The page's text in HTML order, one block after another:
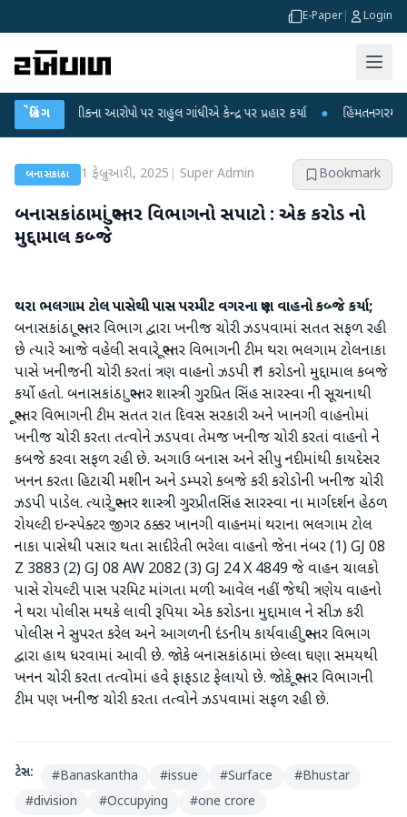
E-Paper Login
બ્રેકિંગ
લીકના આરોપો પર રાહુલ ગાંધીએ કેન્દ્ર પર પ્રહાર કર્યા ● હિંમતનગરમાં રહસ્યમય
બનાસકાંઠા 1 ફેબ્રુઆરી, 2025 Super Admin Bookmark
બનાસકાંઠામાં ભુસ્તર વિભાગનો સપાટો : એક કરોડ નો
મુદ્દામાલ કબ્જે
થરા ભલગામ ટોલ પાસેથી પાસ પરમીટ વગરના ત્રણ વાહનો કબ્જે કર્યા;
બનાસકાંઠા ભૂસ્તર વિભાગ દ્વારા ખનીજ ચોરી ઝડપવામાં સતત સફળ રહી
છે ત્યારે આજે વહેલી સવારે ભૂસ્તર વિભાગની ટીમ થરા ભલગામ ટોલનાકા
પાસે ખનીજની ચોરી કરતાં ત્રણ વાહનો ઝડપી ₹ 1 કરોડનો મુદ્દામાલ કબજે
કર્યો હતો. બનાસકાંઠા ભુસ્તર શાસ્ત્રી ગુરપ્રિત સિંહ સારસ્વા ની સૂચનાથી
ભૂસ્તર વિભાગની ટીમ સતત રાત દિવસ સરકારી અને ખાનગી વાહનોમાં
ખનીજ ચોરી કરતા તત્વોને ઝડપવા તેમજ ખનીજ ચોરી કરતાં વાહનો ને
કબજે કરવા સફળ રહી છે. અગાઉ બનાસ અને સીપુ નદીમાંથી કાયદેસર
ખનન કરતા હિટાચી મશીન અને ડમ્પરો કબજે કરી કરોડોની ખનીજ ચોરી
ઝડપી પાડેલ. ત્યારે ભુસ્તર શાસ્ત્રી ગુરપ્રીતસિંહ સારસ્વા ના માર્ગદર્શન હેઠળ
રોયલ્ટી ઇન્સ્પેક્ટર જીગર ઠક્કર ખાનગી વાહનમાં થરાના ભલગામ ટોલ
નાકા પાસેથી પસાર થતા સાદીરેતી ભરેલા વાહનો જેના નંબર (1) GJ 08
Z 3883 (2) GJ 08 AW 2082 (3) GJ 24 X 4849 જે વાહન ચાલકો
પાસે રોયલ્ટી પાસ પરમિટ માંગતા મળી આવેલ નહીં જેથી ત્રણેય વાહનો
ને થરા પોલીસ મથકે લાવી રૂપિયા એક કરોડના મુદ્દામાલ ને સીઝ કરી
પોલીસ ને સુપરત કરેલ અને આગળની દંડનીય કાર્યવાહી ભુસ્તર વિભાગ
દ્વારા હાથ ધરવામાં આવી છે. જોકે બનાસકાંઠામાં છેલ્લા ઘણા સમયથી
ખનન ચોરી કરતા તત્વોમાં હવે ફાફડાટ ફેલાયો છે. જોકે ભૂસ્તર વિભાગની
ટીમ પણ ખનીજ ચોરી કરતા તત્વોને ઝડપવામાં સફળ રહી છે.
ટેગ્સ: #Banaskantha #issue #Surface #Bhustar
#division #Occupying #one crore